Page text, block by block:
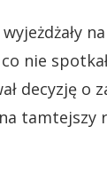
nie
decyzję
tamtejszy